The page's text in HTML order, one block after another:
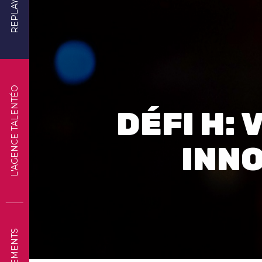
L'AGENCE TALENTÉO
REPLAYS
DÉFI H: